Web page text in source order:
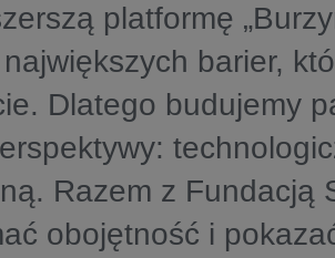
platformę
barier,
Dlatego budujemy
Razem z Fundacją
obojętność i